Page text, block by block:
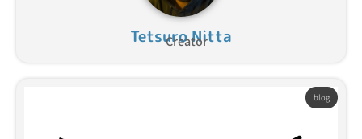
Tetsuro Nitta
Creator
blog